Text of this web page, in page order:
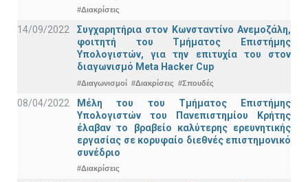
#Διακρίσεις
14/09/2022
Συγχαρητήρια στον Κωνσταντίνο Ανεμοζάλη,
φοιτητή του Τμήματος Επιστήμης
Υπολογιστών, για την επιτυχία του στον
διαγωνισμό Meta Hacker Cup
#Διαγωνισμοί #Διακρίσεις #Σπουδές
08/04/2022
Μέλη του του Τμήματος Επιστήμης
Υπολογιστών του Πανεπιστημίου Κρήτης
έλαβαν το βραβείο καλύτερης ερευνητικής
εργασίας σε κορυφαίο διεθνές επιστημονικό
συνέδριο
#Διακρίσεις